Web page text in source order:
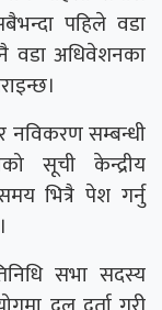
पहिले वडा
वडा अधिवेशनका
नविकरण सम्बन्धी
सूची केन्द्रीय
समय भित्रै पेश गर्नु
सभा सदस्य